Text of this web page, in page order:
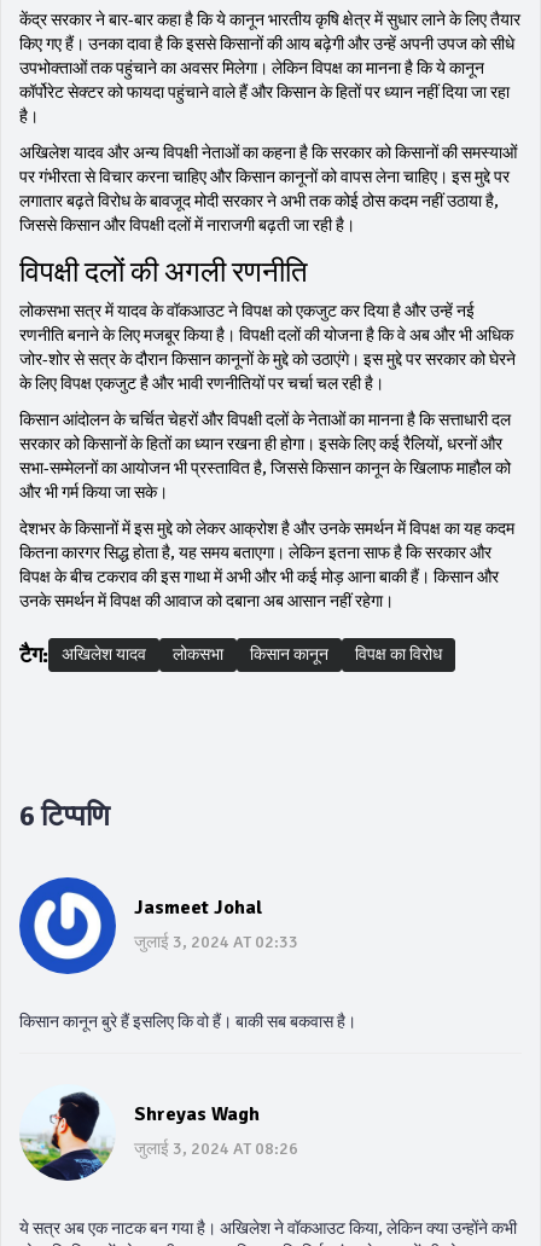
केंद्र सरकार ने बार-बार कहा है कि ये कानून भारतीय कृषि क्षेत्र में सुधार लाने के लिए तैयार
किए गए हैं। उनका दावा है कि इससे किसानों की आय बढ़ेगी और उन्हें अपनी उपज को सीधे
उपभोक्ताओं तक पहुंचाने का अवसर मिलेगा। लेकिन विपक्ष का मानना है कि ये कानून
कॉर्पोरेट सेक्टर को फायदा पहुंचाने वाले हैं और किसान के हितों पर ध्यान नहीं दिया जा रहा
है।
अखिलेश यादव और अन्य विपक्षी नेताओं का कहना है कि सरकार को किसानों की समस्याओं
पर गंभीरता से विचार करना चाहिए और किसान कानूनों को वापस लेना चाहिए। इस मुद्दे पर
लगातार बढ़ते विरोध के बावजूद मोदी सरकार ने अभी तक कोई ठोस कदम नहीं उठाया है,
जिससे किसान और विपक्षी दलों में नाराजगी बढ़ती जा रही है।
विपक्षी दलों की अगली रणनीति
लोकसभा सत्र में यादव के वॉकआउट ने विपक्ष को एकजुट कर दिया है और उन्हें नई
रणनीति बनाने के लिए मजबूर किया है। विपक्षी दलों की योजना है कि वे अब और भी अधिक
जोर-शोर से सत्र के दौरान किसान कानूनों के मुद्दे को उठाएंगे। इस मुद्दे पर सरकार को घेरने
के लिए विपक्ष एकजुट है और भावी रणनीतियों पर चर्चा चल रही है।
किसान आंदोलन के चर्चित चेहरों और विपक्षी दलों के नेताओं का मानना है कि सत्ताधारी दल
सरकार को किसानों के हितों का ध्यान रखना ही होगा। इसके लिए कई रैलियों, धरनों और
सभा-सम्मेलनों का आयोजन भी प्रस्तावित है, जिससे किसान कानून के खिलाफ माहौल को
और भी गर्म किया जा सके।
देशभर के किसानों में इस मुद्दे को लेकर आक्रोश है और उनके समर्थन में विपक्ष का यह कदम
कितना कारगर सिद्ध होता है, यह समय बताएगा। लेकिन इतना साफ है कि सरकार और
विपक्ष के बीच टकराव की इस गाथा में अभी और भी कई मोड़ आना बाकी हैं। किसान और
उनके समर्थन में विपक्ष की आवाज को दबाना अब आसान नहीं रहेगा।
टैग: अखिलेश यादव लोकसभा किसान कानून विपक्ष का विरोध
6 टिप्पणि
Jasmeet Johal
जुलाई 3, 2024 AT 02:33
किसान कानून बुरे हैं इसलिए कि वो हैं। बाकी सब बकवास है।
Shreyas Wagh
जुलाई 3, 2024 AT 08:26
ये सत्र अब एक नाटक बन गया है। अखिलेश ने वॉकआउट किया, लेकिन क्या उन्होंने कभी